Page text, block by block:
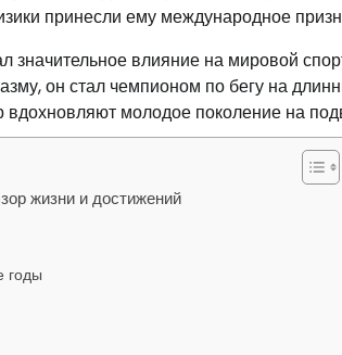
принесли ему международное
значительное влияние на мировой
он стал чемпионом по бегу на
молодое поколение на
жизни и достижений
годы